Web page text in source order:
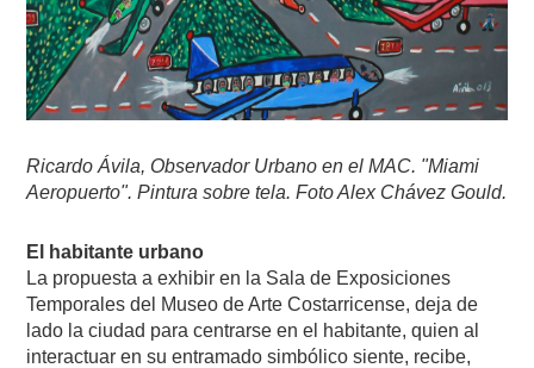
Ricardo Ávila, Observador Urbano en el MAC. "Miami
Aeropuerto". Pintura sobre tela. Foto Alex Chávez Gould.
El habitante urbano
La propuesta a exhibir en la Sala de Exposiciones
Temporales del Museo de Arte Costarricense, deja de
lado la ciudad para centrarse en el habitante, quien al
interactuar en su entramado simbólico siente, recibe,